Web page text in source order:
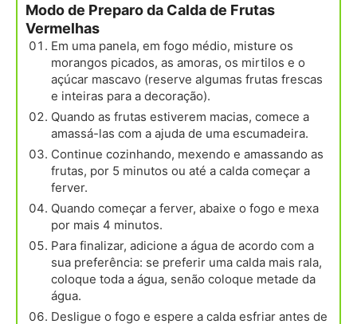
Modo de Preparo da Calda de Frutas
Vermelhas
Em uma panela, em fogo médio, misture os
morangos picados, as amoras, os mirtilos e o
açúcar mascavo (reserve algumas frutas frescas
e inteiras para a decoração).
Quando as frutas estiverem macias, comece a
amassá-las com a ajuda de uma escumadeira.
Continue cozinhando, mexendo e amassando as
frutas, por 5 minutos ou até a calda começar a
ferver.
Quando começar a ferver, abaixe o fogo e mexa
por mais 4 minutos.
Para finalizar, adicione a água de acordo com a
sua preferência: se preferir uma calda mais rala,
coloque toda a água, senão coloque metade da
água.
Desligue o fogo e espere a calda esfriar antes de